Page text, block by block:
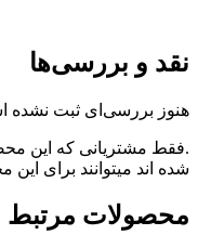
نقد و بررسی‌ها
هنوز بررسی‌ای ثبت نشده
.فقط مشتریانی که این
شده اند میتوانند برای
محصولات مرتبط